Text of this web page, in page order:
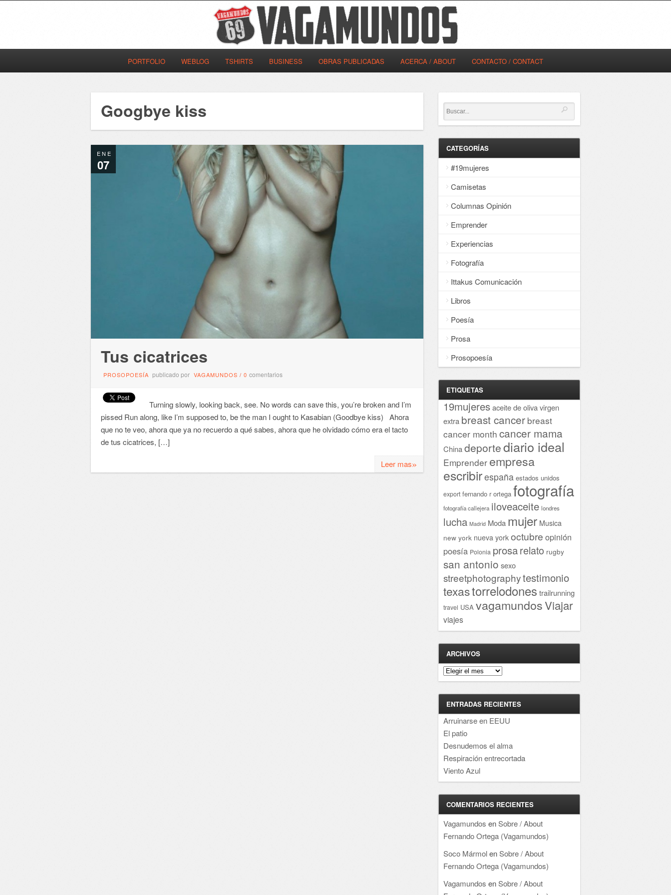
PORTFOLIO WEBLOG TSHIRTS BUSINESS OBRAS PUBLICADAS ACERCA / ABOUT CONTACTO / CONTACT
Googbye kiss
ENE
07
Tus cicatrices
PROSOPOESÍA publicado por VAGAMUNDOS / 0 comentarios
Turning slowly, looking back, see. No words can save this, you’re broken and I’m
pissed Run along, like I’m supposed to, be the man I ought to Kasabian (Goodbye kiss) Ahora
que no te veo, ahora que ya no recuerdo a qué sabes, ahora que he olvidado cómo era el tacto
de tus cicatrices, […]
Leer mas»
CATEGORÍAS
#19mujeres
Camisetas
Columnas Opinión
Emprender
Experiencias
Fotografía
Ittakus Comunicación
Libros
Poesía
Prosa
Prosopoesía
ETIQUETAS
19mujeresaceite de oliva virgen
extra breast cancer breast
cancer month cancer mama
Chinadeportediario ideal
Emprender empresa
escribirespaña estados unidos
export fernando r ortega fotografía
fotografía callejera iloveaceite londres
lucha Madrid Moda mujer Musica
new york nueva york octubre opinión
poesía Polonia prosarelato rugby
san antonio sexo
streetphotographytestimonio
texastorrelodones trailrunning
travel USA vagamundosViajar
viajes
ARCHIVOS
Archivos
ENTRADAS RECIENTES
Arruinarse en EEUU
El patio
Desnudemos el alma
Respiración entrecortada
Viento Azul
COMENTARIOS RECIENTES
Vagamundos enSobre / About
Fernando Ortega (Vagamundos)
Soco MármolenSobre / About
Fernando Ortega (Vagamundos)
Vagamundos enSobre / About